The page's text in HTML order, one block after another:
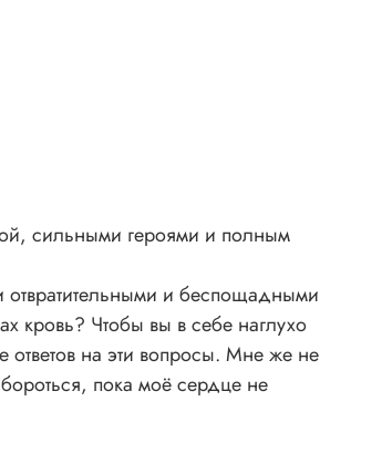
сильными героями и полным
и беспощадными
кровь? Чтобы вы в себе наглухо
на эти вопросы. Мне же не
пока моё сердце не